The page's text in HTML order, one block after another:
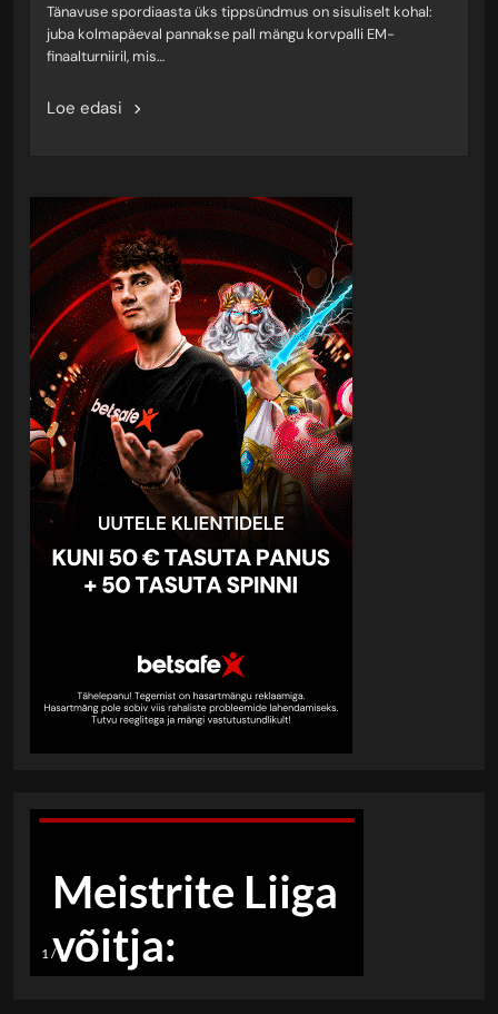
Tänavuse spordiaasta üks tippsündmus on sisuliselt kohal:
juba kolmapäeval pannakse pall mängu korvpalli EM-
finaalturniiril, mis…
Loe edasi